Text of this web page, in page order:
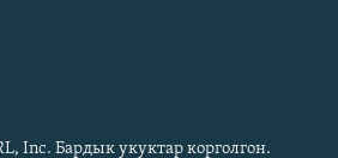
Inc. Бардык укуктар корголгон.